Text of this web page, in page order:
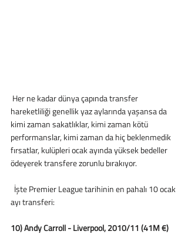
hareketliliği genellik yaz aylarında yaşansa da
kimi zaman sakatlıklar, kimi zaman kötü
performanslar, kimi zaman da hiç beklenmedik
fırsatlar, kulüpleri ocak ayında yüksek bedeller
ödeyerek transfere zorunlu bırakıyor.
ayı transferi:
10) Andy Carroll - Liverpool, 2010/11 (41M €)